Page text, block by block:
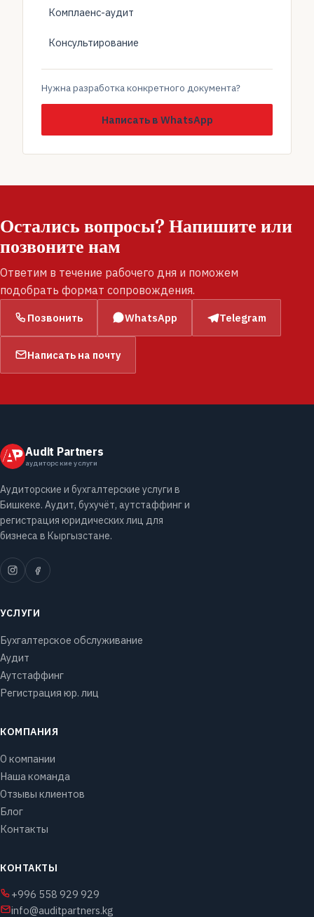
Комплаенс-аудит
Консультирование
Нужна разработка конкретного документа?
Написать в WhatsApp
Остались вопросы? Напишите или
позвоните нам
Ответим в течение рабочего дня и поможем
подобрать формат сопровождения.
Позвонить WhatsApp Telegram
Написать на почту
Audit Partners
аудиторские услуги
Аудиторские и бухгалтерские услуги в
Бишкеке. Аудит, бухучёт, аутстаффинг и
регистрация юридических лиц для
бизнеса в Кыргызстане.
УСЛУГИ
Бухгалтерское обслуживание
Аудит
Аутстаффинг
Регистрация юр. лиц
КОМПАНИЯ
О компании
Наша команда
Отзывы клиентов
Блог
Контакты
КОНТАКТЫ
+996 558 929 929
info@auditpartners.kg